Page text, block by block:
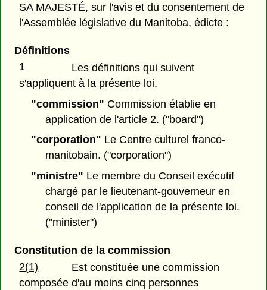
SA MAJESTÉ, sur l'avis et du consentement de
l'Assemblée législative du Manitoba, édicte :
Définitions
1
Les définitions qui suivent
s'appliquent à la présente loi.
"commission" Commission établie en
application de l'article 2. ("board")
"corporation" Le Centre culturel franco-
manitobain. ("corporation")
"ministre" Le membre du Conseil exécutif
chargé par le lieutenant-gouverneur en
conseil de l'application de la présente loi.
("minister")
Constitution de la commission
2(1)
Est constituée une commission
composée d'au moins cinq personnes